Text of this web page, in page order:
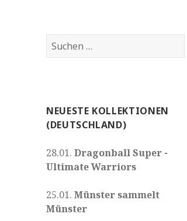
Suchen
nach:
NEUESTE KOLLEKTIONEN
(DEUTSCHLAND)
28.01.Dragonball Super -
Ultimate Warriors
25.01.Münster sammelt
Münster